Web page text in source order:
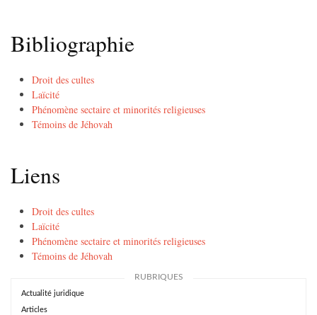
Bibliographie
Droit des cultes
Laïcité
Phénomène sectaire et minorités religieuses
Témoins de Jéhovah
Liens
Droit des cultes
Laïcité
Phénomène sectaire et minorités religieuses
Témoins de Jéhovah
RUBRIQUES
Actualité juridique
Articles